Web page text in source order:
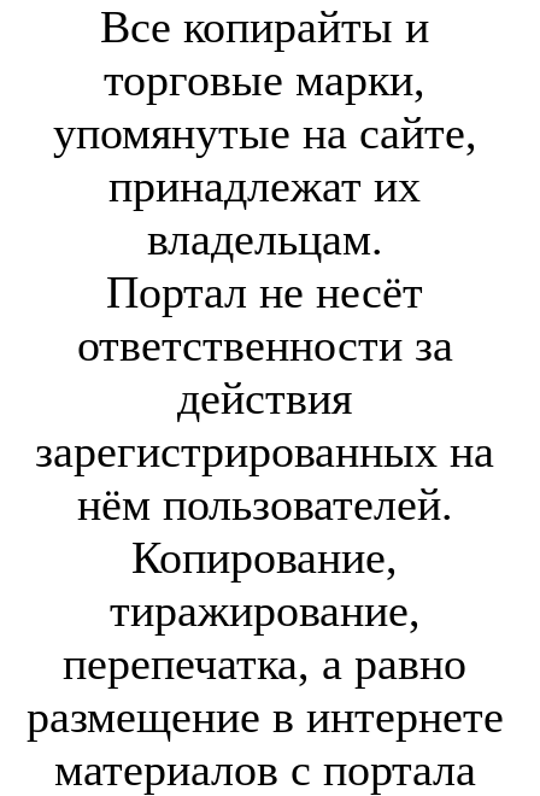
Все копирайты и
торговые марки,
упомянутые на сайте,
принадлежат их
владельцам.
Портал не несёт
ответственности за
действия
зарегистрированных на
нём пользователей.
Копирование,
тиражирование,
перепечатка, а равно
размещение в интернете
материалов с портала